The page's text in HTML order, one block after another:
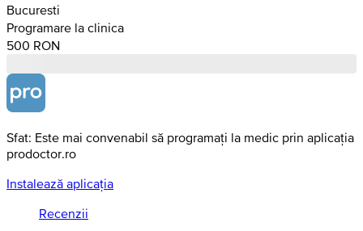
Bucuresti
Programare la clinica
500 RON
Sfat: Este mai convenabil să programați la medic prin aplicația
prodoctor.ro
Instalează aplicația
Recenzii